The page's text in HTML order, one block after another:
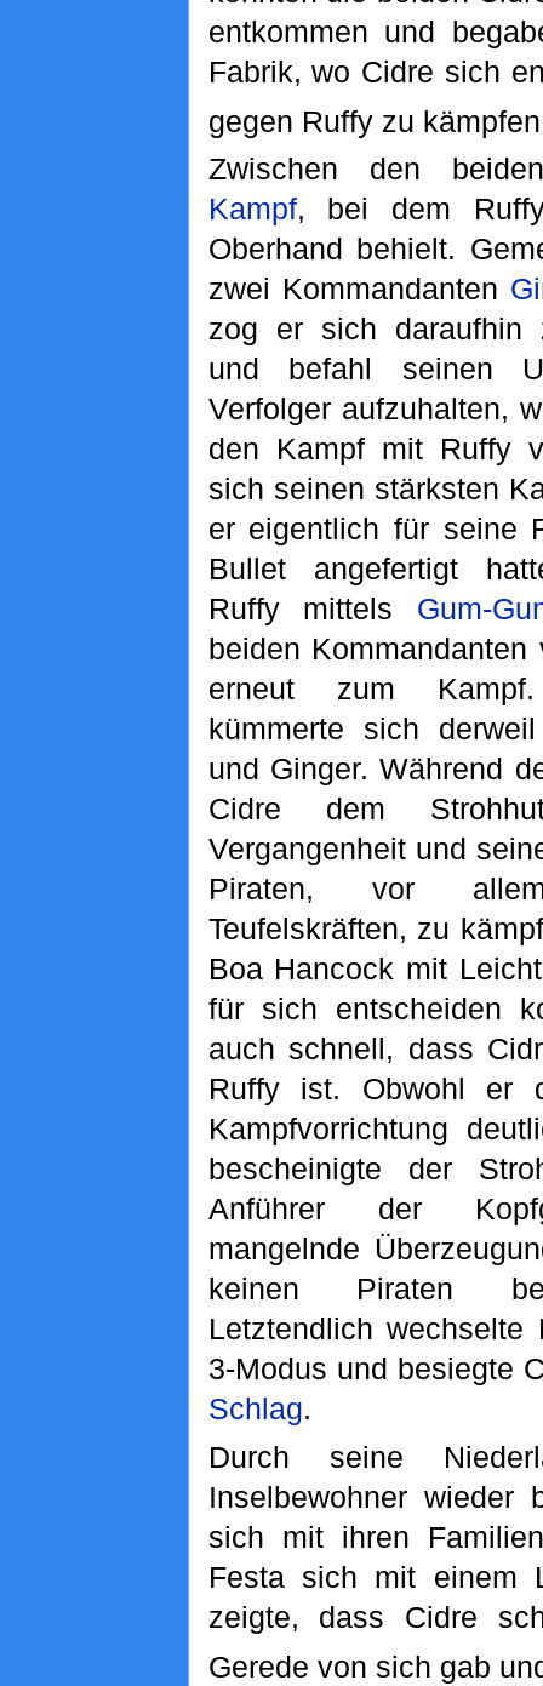
entkommen und
Fabrik, wo Cidre sich
gegen Ruffy zu
Zwischen den
Kampf, bei dem
Oberhand behielt.
zwei Kommandanten
zog er sich daraufhin
und befahl seinen
Verfolger aufzuhalten,
den Kampf mit Ruffy
sich seinen stärksten
er eigentlich für seine
Bullet angefertigt
Ruffy mittels Gum-
beiden
erneut zum
kümmerte sich
und Ginger. Während
Cidre dem
Vergangenheit und
Piraten, vor
Teufelskräften, zu
Boa Hancock mit
für sich entscheiden
auch schnell, dass
Ruffy ist. Obwohl er
Kampfvorrichtung
bescheinigte der
Anführer der
mangelnde
keinen Piraten
Letztendlich
3-Modus und besiegte
Schlag.
Durch seine
Inselbewohner wieder
sich mit ihren
Festa sich mit einem
zeigte, dass Cidre
Gerede von sich gab